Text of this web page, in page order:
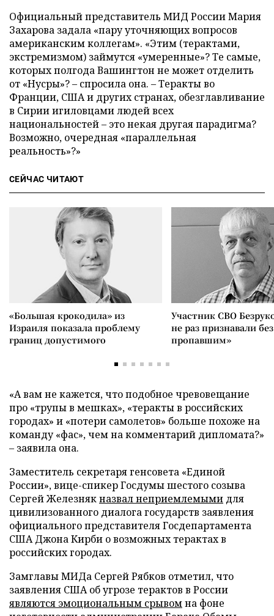
Официальный представитель МИД России Мария
Захарова задала «пару уточняющих вопросов
американским коллегам». «Этим (терактами,
экстремизмом) займутся «умеренные»? Те самые,
которых полгода Вашингтон не может отделить
от «Нусры»? – спросила она. – Теракты во
Франции, США и других странах, обезглавливание
в Сирии игиловцами людей всех
национальностей – это некая другая парадигма?
Возможно, очередная «параллельная
реальность»?»
СЕЙЧАС ЧИТАЮТ
«Большая крокодила» из
Израиля показала проблему
границ допустимого
Участник СВО
не раз признавали
пропавшим»
«А вам не кажется, что подобное чревовещание
про «трупы в мешках», «теракты в российских
городах» и «потери самолетов» больше похоже на
команду «фас», чем на комментарий дипломата?»
– заявила она.
Заместитель секретаря генсовета «Единой
России», вице-спикер Госдумы шестого созыва
Сергей Железнякназвал неприемлемыми для
цивилизованного диалога государств заявления
официального представителя Госдепартамента
США Джона Кирби о возможных терактах в
российских городах.
Замглавы МИДа Сергей Рябков отметил, что
заявления США об угрозе терактов в России
являются эмоциональным срывомна фоне